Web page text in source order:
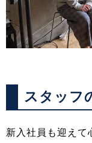
スタッフ
新入社員も迎えて